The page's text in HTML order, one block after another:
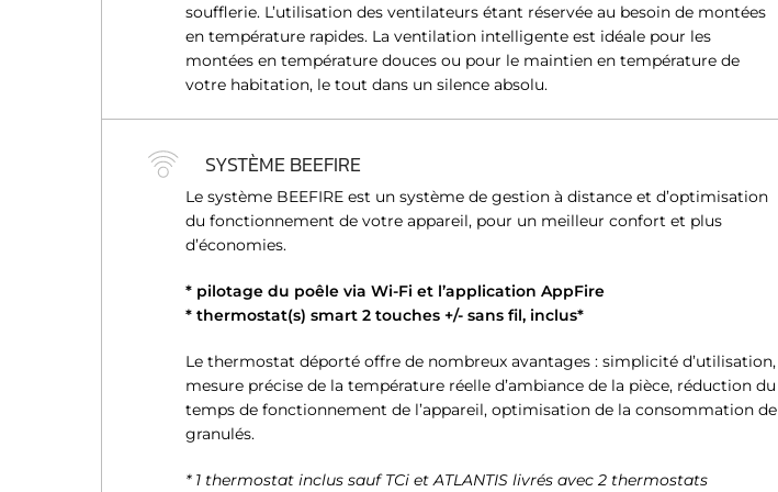
n
t
e
m
e
t
soufflerie. L’utilisation des ventilateurs étant réservée au besoin de montées
en température rapides. La ventilation intelligente est idéale pour les
montées en température douces ou pour le maintien en température de
votre habitation, le tout dans un silence absolu.
SYSTÈME BEEFIRE
Le système BEEFIRE est un système de gestion à distance et d’optimisation
du fonctionnement de votre appareil, pour un meilleur confort et plus
d’économies.
* pilotage du poêle via Wi-Fi et l’application AppFire
* thermostat(s) smart 2 touches +/- sans fil, inclus*
Le thermostat déporté offre de nombreux avantages : simplicité d’utilisation,
mesure précise de la température réelle d’ambiance de la pièce, réduction du
temps de fonctionnement de l’appareil, optimisation de la consommation de
granulés.
* 1 thermostat inclus sauf TCi et ATLANTIS livrés avec 2 thermostats